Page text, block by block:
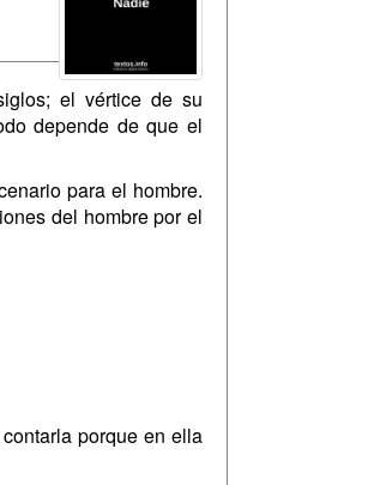
el vértice de su
depende de que el
para el hombre.
del hombre por el
porque en ella